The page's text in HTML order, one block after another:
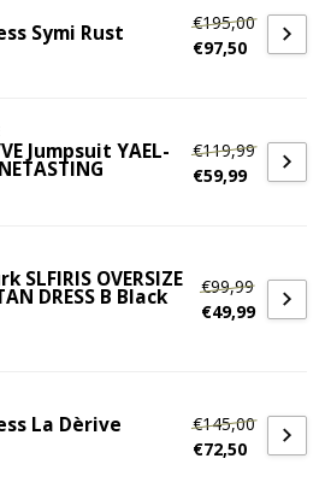
Symi Rust
€195,00
€97,50
Jumpsuit YAEL-
€119,99
€59,99
SLFIRIS OVERSIZE
DRESS B Black
€99,99
€49,99
La Dèrive
€145,00
€72,50